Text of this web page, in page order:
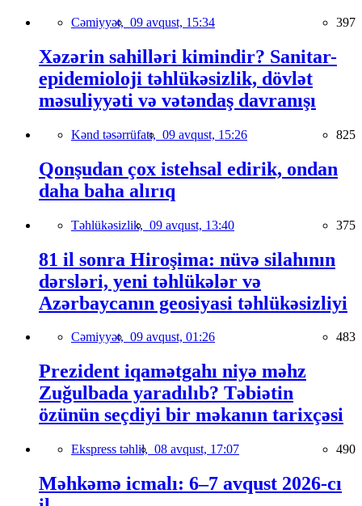
Cəmiyyət, 09 avqust, 15:34 397
Xəzərin sahilləri kimindir? Sanitar-
epidemioloji təhlükəsizlik, dövlət
məsuliyyəti və vətəndaş davranışı
Kənd təsərrüfatı, 09 avqust, 15:26 825
Qonşudan çox istehsal edirik, ondan
daha baha alırıq
Təhlükəsizlik, 09 avqust, 13:40 375
81 il sonra Hiroşima: nüvə silahının
dərsləri, yeni təhlükələr və
Azərbaycanın geosiyasi təhlükəsizliyi
Cəmiyyət, 09 avqust, 01:26 483
Prezident iqamətgahı niyə məhz
Zuğulbada yaradılıb? Təbiətin
özünün seçdiyi bir məkanın tarixçəsi
Ekspress təhlil, 08 avqust, 17:07 490
Məhkəmə icmalı: 6–7 avqust 2026-cı